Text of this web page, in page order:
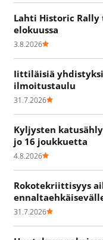
Lahti Historic
elokuussa
3.8.2026
Iittiläisiä
ilmoitustaulu
31.7.2026
Kyljysten
jo 16 joukkuetta
4.8.2026
Rokotekriittisyys
31.7.2026